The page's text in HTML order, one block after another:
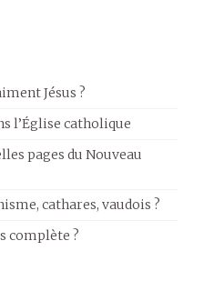
Jésus ?
l’Église catholique
pages du Nouveau
cathares, vaudois ?
complète ?